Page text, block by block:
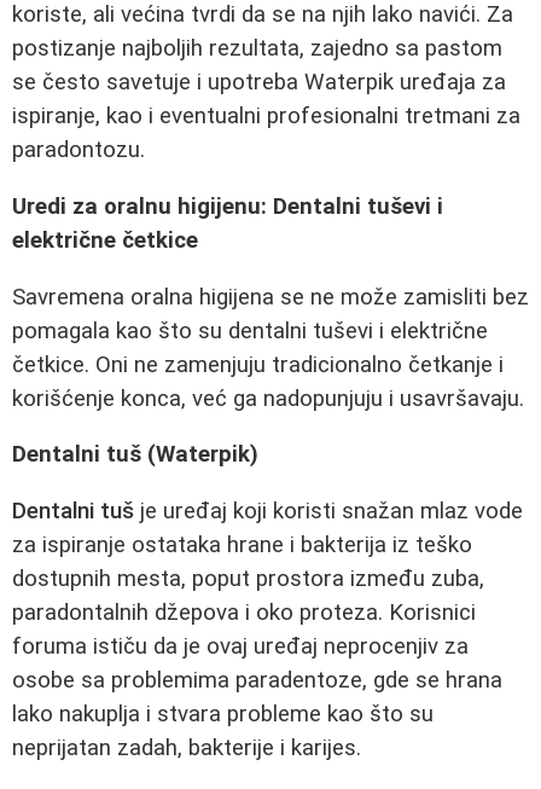
koriste, ali većina tvrdi da se na njih lako navići. Za
postizanje najboljih rezultata, zajedno sa pastom
se često savetuje i upotreba Waterpik uređaja za
ispiranje, kao i eventualni profesionalni tretmani za
paradontozu.
Uredi za oralnu higijenu: Dentalni tuševi i
električne četkice
Savremena oralna higijena se ne može zamisliti bez
pomagala kao što su dentalni tuševi i električne
četkice. Oni ne zamenjuju tradicionalno četkanje i
korišćenje konca, već ga nadopunjuju i usavršavaju.
Dentalni tuš (Waterpik)
Dentalni tuš je uređaj koji koristi snažan mlaz vode
za ispiranje ostataka hrane i bakterija iz teško
dostupnih mesta, poput prostora između zuba,
paradontalnih džepova i oko proteza. Korisnici
foruma ističu da je ovaj uređaj neprocenjiv za
osobe sa problemima paradentoze, gde se hrana
lako nakuplja i stvara probleme kao što su
neprijatan zadah, bakterije i karijes.